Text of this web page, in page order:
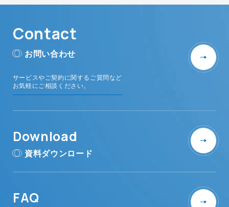
Contact
お問い合わせ
サービスやご契約に関するご質問など
お気軽にご相談ください。
Download
資料ダウンロード
FAQ